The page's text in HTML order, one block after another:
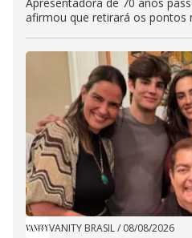
afirmou que retirará os pontos
VANITY BRASIL/ 08/08/2026